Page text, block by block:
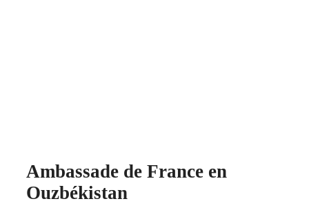
Ambassade de France en
Ouzbékistan